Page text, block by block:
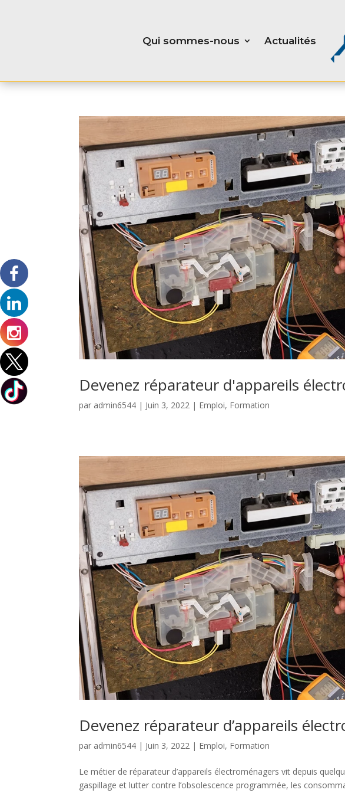
Qui sommes-nous Actualités
Devenez réparateur d'appareils
par admin6544 | Juin 3, 2022 | Emploi, Formation
Devenez réparateur d’appareils
par admin6544 | Juin 3, 2022 | Emploi, Formation
Le métier de réparateur d’appareils électroménagers vit depuis
gaspillage et lutter contre l’obsolescence programmée, les